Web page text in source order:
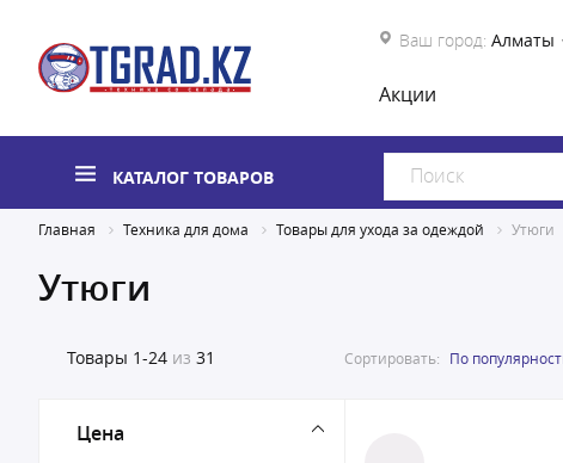
Ваш город: Алматы
Акции
КАТАЛОГ ТОВАРОВ
Главная Техника для дома Товары для ухода за одеждой Утюги
Утюги
Товары 1-24 из 31 Сортировать: По
Цена